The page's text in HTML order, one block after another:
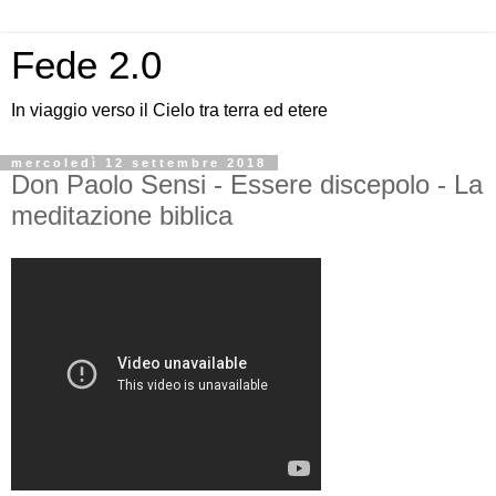
Fede 2.0
In viaggio verso il Cielo tra terra ed etere
mercoledì 12 settembre 2018
Don Paolo Sensi - Essere discepolo - La
meditazione biblica